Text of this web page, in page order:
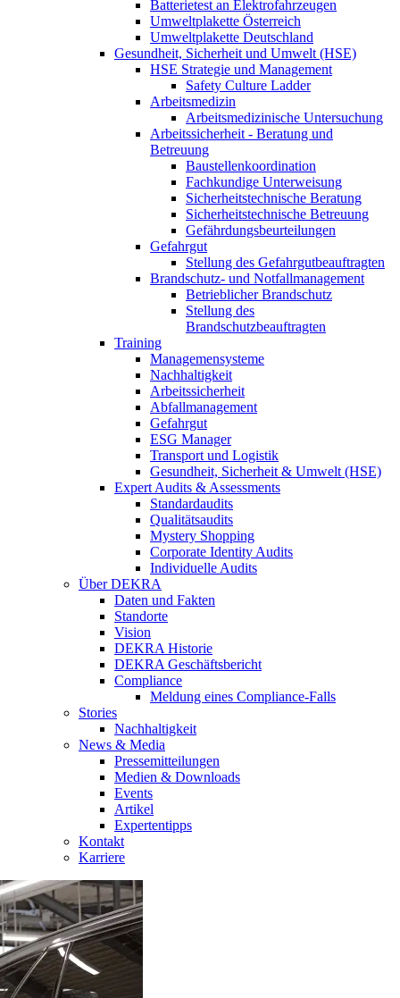
Batterietest an Elektrofahrzeugen
Umweltplakette Österreich
Umweltplakette Deutschland
Gesundheit, Sicherheit und Umwelt (HSE)
HSE Strategie und Management
Safety Culture Ladder
Arbeitsmedizin
Arbeitsmedizinische Untersuchung
Arbeitssicherheit - Beratung und
Betreuung
Baustellenkoordination
Fachkundige Unterweisung
Sicherheitstechnische Beratung
Sicherheitstechnische Betreuung
Gefährdungsbeurteilungen
Gefahrgut
Stellung des Gefahrgutbeauftragten
Brandschutz- und Notfallmanagement
Betrieblicher Brandschutz
Stellung des
Brandschutzbeauftragten
Training
Managemensysteme
Nachhaltigkeit
Arbeitssicherheit
Abfallmanagement
Gefahrgut
ESG Manager
Transport und Logistik
Gesundheit, Sicherheit & Umwelt (HSE)
Expert Audits & Assessments
Standardaudits
Qualitätsaudits
Mystery Shopping
Corporate Identity Audits
Individuelle Audits
Über DEKRA
Daten und Fakten
Standorte
Vision
DEKRA Historie
DEKRA Geschäftsbericht
Compliance
Meldung eines Compliance-Falls
Stories
Nachhaltigkeit
News & Media
Pressemitteilungen
Medien & Downloads
Events
Artikel
Expertentipps
Kontakt
Karriere